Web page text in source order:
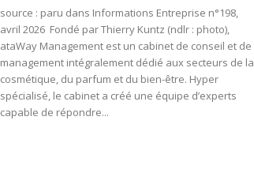
source : paru dans Informations Entreprise n°198,
avril 2026 Fondé par Thierry Kuntz (ndlr : photo),
ataWay Management est un cabinet de conseil et de
management intégralement dédié aux secteurs de la
cosmétique, du parfum et du bien-être. Hyper
spécialisé, le cabinet a créé une équipe d’experts
capable de répondre...